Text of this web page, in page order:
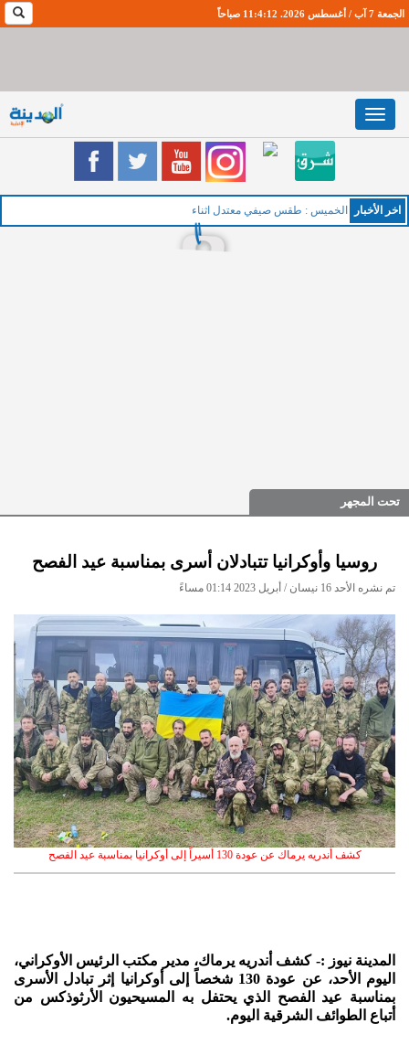
الجمعة 7 آب / أغسطس 2026. 11:4:13 صباحاً
Toggle
navigation
اخر اﻷخبار الخميس : طقس صيفي معتدل اثناء النهار
تحت المجهر
روسيا وأوكرانيا تتبادلان أسرى بمناسبة عيد الفصح
تم نشره الأحد 16 نيسان / أبريل 2023 01:14 مساءً
كشف أندريه يرماك عن عودة 130 أسيراً إلى أوكرانيا بمناسبة عيد الفصح
المدينة نيوز :- كشف أندريه يرماك، مدير مكتب الرئيس الأوكراني،
اليوم الأحد، عن عودة 130 شخصاً إلى أوكرانيا إثر تبادل الأسرى
بمناسبة عيد الفصح الذي يحتفل به المسيحيون الأرثوذكس من
أتباع الطوائف الشرقية اليوم.